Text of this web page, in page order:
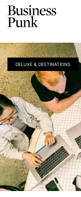
DELUXE & DESTINATIONS